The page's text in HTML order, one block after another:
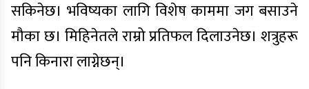
सकिनेछ। भविष्यका लागि विशेष काममा जग बसाउने
मौका छ। मिहिनेतले राम्रो प्रतिफल दिलाउनेछ। शत्रुहरू
पनि किनारा लाग्नेछन्।